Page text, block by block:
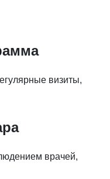
визиты,
врачей,